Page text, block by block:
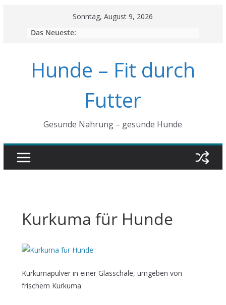
Sonntag, August 9, 2026
Das Neueste:
Hunde – Fit durch
Futter
Gesunde Nahrung – gesunde Hunde
Kurkuma für Hunde
Kurkumapulver in einer Glasschale, umgeben von
frischem Kurkuma